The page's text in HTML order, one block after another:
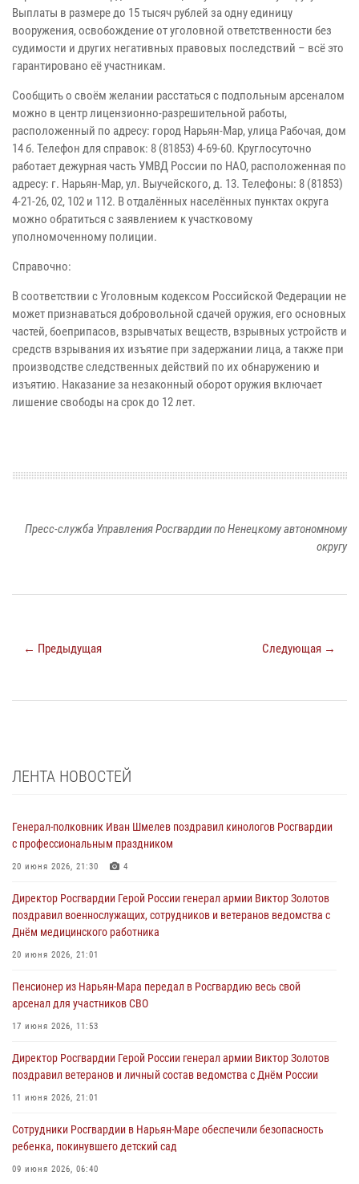
Выплаты в размере до 15 тысяч рублей за одну единицу
вооружения, освобождение от уголовной ответственности без
судимости и других негативных правовых последствий – всё это
гарантировано её участникам.
Сообщить о своём желании расстаться с подпольным арсеналом
можно в центр лицензионно-разрешительной работы,
расположенный по адресу: город Нарьян-Мар, улица Рабочая, дом
14 б. Телефон для справок: 8 (81853) 4-69-60. Круглосуточно
работает дежурная часть УМВД России по НАО, расположенная по
адресу: г. Нарьян-Мар, ул. Выучейского, д. 13. Телефоны: 8 (81853)
4-21-26, 02, 102 и 112. В отдалённых населённых пунктах округа
можно обратиться с заявлением к участковому
уполномоченному полиции.
Справочно:
В соответствии с Уголовным кодексом Российской Федерации не
может признаваться добровольной сдачей оружия, его основных
частей, боеприпасов, взрывчатых веществ, взрывных устройств и
средств взрывания их изъятие при задержании лица, а также при
производстве следственных действий по их обнаружению и
изъятию. Наказание за незаконный оборот оружия включает
лишение свободы на срок до 12 лет.
Пресс-служба Управления Росгвардии по Ненецкому автономному
округу
← Предыдущая Следующая →
ЛЕНТА НОВОСТЕЙ
Генерал-полковник Иван Шмелев поздравил кинологов Росгвардии
с профессиональным праздником
20 июня 2026, 21:30 4
Директор Росгвардии Герой России генерал армии Виктор Золотов
поздравил военнослужащих, сотрудников и ветеранов ведомства с
Днём медицинского работника
20 июня 2026, 21:01
Пенсионер из Нарьян-Мара передал в Росгвардию весь свой
арсенал для участников СВО
17 июня 2026, 11:53
Директор Росгвардии Герой России генерал армии Виктор Золотов
поздравил ветеранов и личный состав ведомства с Днём России
11 июня 2026, 21:01
Сотрудники Росгвардии в Нарьян-Маре обеспечили безопасность
ребенка, покинувшего детский сад
09 июня 2026, 06:40